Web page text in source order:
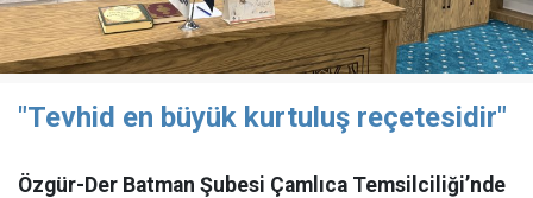
"Tevhid en büyük kurtuluş reçetesidir"
Özgür-Der Batman Şubesi Çamlıca Temsilciliği’nde